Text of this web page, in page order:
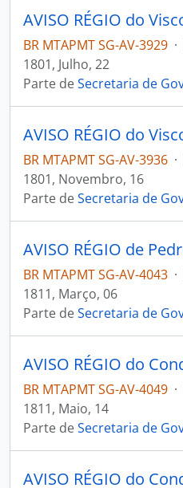
BR MTAPMT SG-AV-3929 ·
1801, Julho, 22
Parte deSecretaria de
BR MTAPMT SG-AV-3936 ·
1801, Novembro, 16
Parte deSecretaria de
BR MTAPMT SG-AV-4043 ·
1811, Março, 06
Parte deSecretaria de
BR MTAPMT SG-AV-4049 ·
1811, Maio, 14
Parte deSecretaria de